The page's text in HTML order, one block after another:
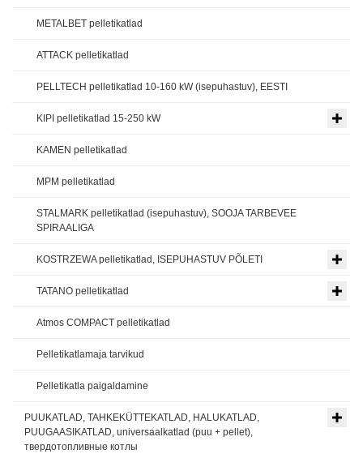
METALBET pelletikatlad
ATTACK pelletikatlad
PELLTECH pelletikatlad 10-160 kW (isepuhastuv), EESTI
KIPI pelletikatlad 15-250 kW
KAMEN pelletikatlad
MPM pelletikatlad
STALMARK pelletikatlad (isepuhastuv), SOOJA TARBEVEE
SPIRAALIGA
KOSTRZEWA pelletikatlad, ISEPUHASTUV PÕLETI
TATANO pelletikatlad
Atmos COMPACT pelletikatlad
Pelletikatlamaja tarvikud
Pelletikatla paigaldamine
PUUKATLAD, TAHKEKÜTTEKATLAD, HALUKATLAD,
PUUGAASIKATLAD, universaalkatlad (puu + pellet),
твердотопливные котлы